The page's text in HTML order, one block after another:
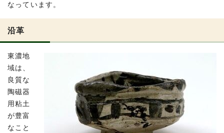
なっています。
沿革
東濃地
域は、
良質な
陶磁器
用粘土
が豊富
なこと